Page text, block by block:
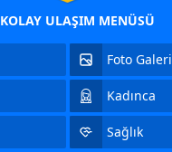
KOLAY ULAŞIM MENÜSÜ
Foto Galeri
Kadınca
Sağlık